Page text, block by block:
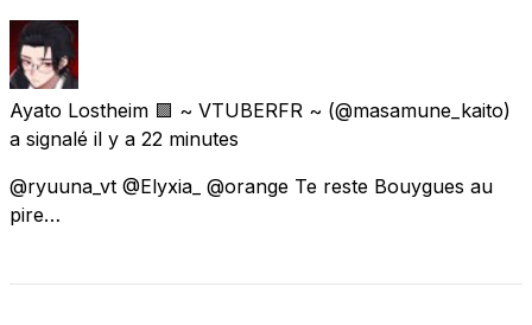
Ayato Lostheim 🟪 ~ VTUBERFR ~ (@masamune_kaito)
a signalé il y a 22 minutes
@ryuuna_vt @Elyxia_ @orange Te reste Bouygues au
pire…